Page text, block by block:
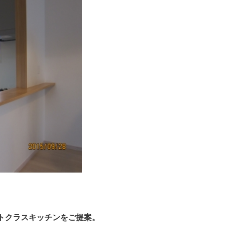
ラスキッチンをご提案。